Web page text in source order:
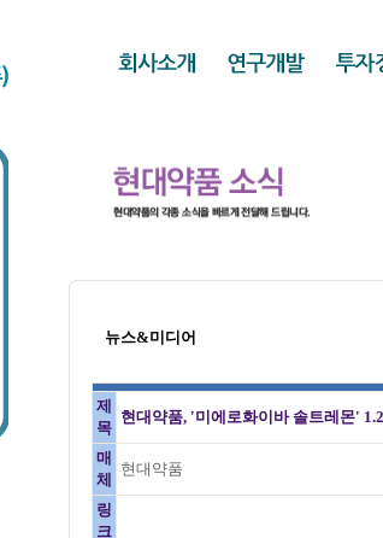
뉴스&미디어
제
목
현대약품, '미에로화이바 솔트레몬'
매
체
현대약품
링
크